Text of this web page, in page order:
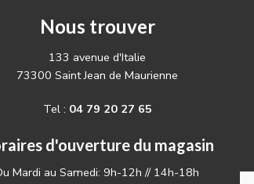
Nous trouver
133 avenue d'Italie
73300 Saint Jean de Maurienne
Tel : 04 79 20 27 65
d'ouverture du magasin
Mardi au Samedi: 9h-12h // 14h-18h